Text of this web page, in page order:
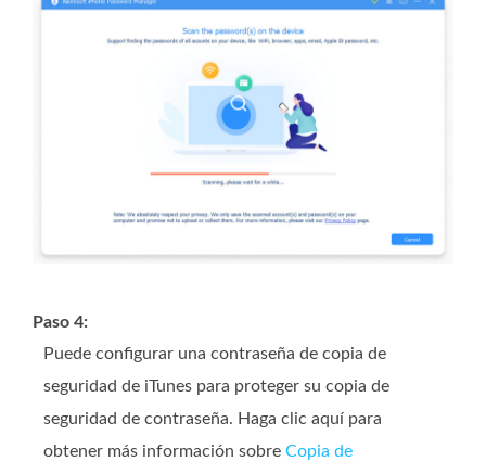
Paso 4:
Puede configurar una contraseña de copia de
seguridad de iTunes para proteger su copia de
seguridad de contraseña. Haga clic aquí para
obtener más información sobre Copia de